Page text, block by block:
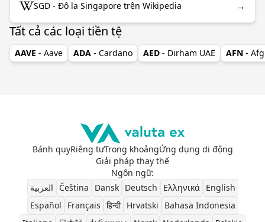
SGD - Đô la Singapore trên Wikipedia →
Tất cả các loại tiền tệ
AAVE - Aave ADA - Cardano AED - Dirham UAE AFN -
Bánh quyRiêng tưTrong khoảngỨng dụng di động
Giải pháp thay thế
Ngôn ngữ:
العربية
Čeština Dansk Deutsch Ελληνικά
English
Español
Français हिन्दी Hrvatski
Bahasa Indonesia